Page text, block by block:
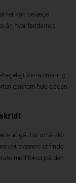
kan bevæge
år, hvor føddernes
klima omkring
gennem hele dagen.
at gå. For små sko
det sværere at finde
med fokus på den